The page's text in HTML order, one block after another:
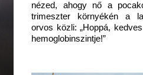
nézed, ahogy nő a
trimeszter környékén a
orvos közli: „Hoppá,
hemoglobinszintje!”